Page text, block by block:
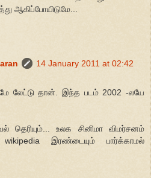
ஆகிப்போயிடுமே...
14 January 2011 at 02:42
லேட்டு தான். இந்த படம் 2002 -லயே
உலக சினிமா விமர்சனம்
wikipedia இரண்டையும் பார்க்காமல்